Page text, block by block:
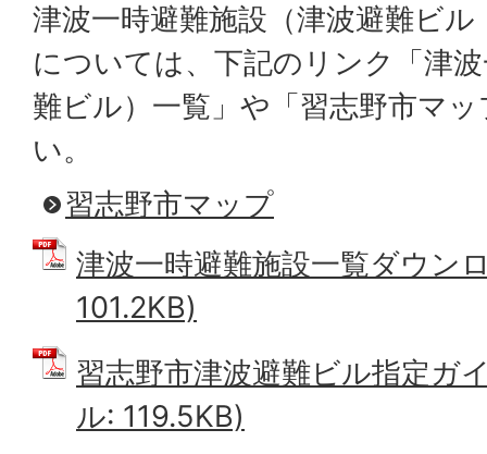
津波一時避難施設（津波避難ビ
については、下記のリンク「津
難ビル）一覧」や「習志野市マ
い。
習志野市マップ
津波一時避難施設一覧ダウン
101.2KB)
習志野市津波避難ビル指定ガ
ル: 119.5KB)